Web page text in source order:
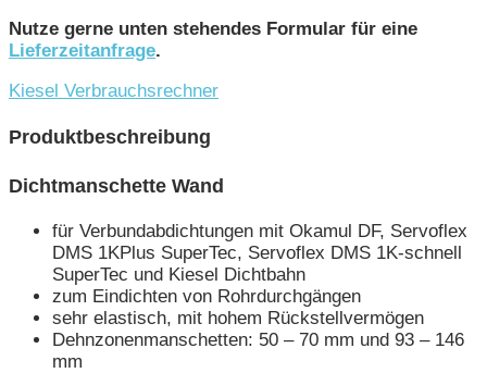
Nutze gerne unten stehendes Formular für eine
Lieferzeitanfrage.
Kiesel Verbrauchsrechner
Produktbeschreibung
Dichtmanschette Wand
für Verbundabdichtungen mit Okamul DF, Servoflex
DMS 1KPlus SuperTec, Servoflex DMS 1K-schnell
SuperTec und Kiesel Dichtbahn
zum Eindichten von Rohrdurchgängen
sehr elastisch, mit hohem Rückstellvermögen
Dehnzonenmanschetten: 50 – 70 mm und 93 – 146
mm